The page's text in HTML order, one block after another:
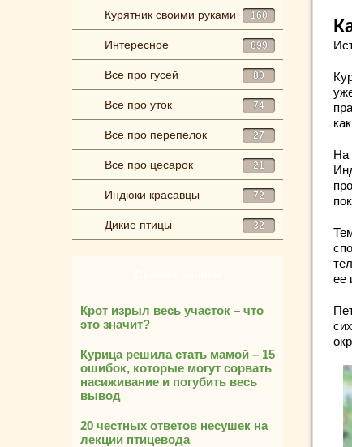
Курятник своими руками 160
Интересное 899
Все про гусей 80
Все про уток 74
Все про перепелок 27
Все про цесарок 21
Индюки красавцы 72
Дикие птицы 32
Крот изрыл весь участок – что
это значит?
Курица решила стать мамой – 15
ошибок, которые могут сорвать
насиживание и погубить весь
вывод
20 честных ответов несушек на
лекции птицевода
На
ее